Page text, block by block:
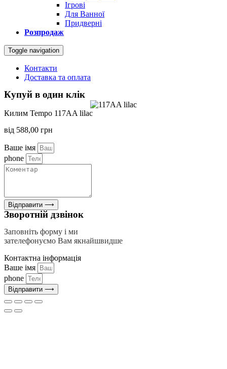
Ігрові
Для Ванної
Придверні
Розпродаж
Toggle navigation
Контакти
Доставка та оплата
Купуй в один клік
Килим Tempo 117AA lilac
від 588,00 грн
Ваше імя
phone
Відправити ⟶
Зворотній дзвінок
Заповніть форму і ми
зателефонуємо Вам якнайшвидше
Контактна інформація
Ваше імя
phone
Відправити ⟶